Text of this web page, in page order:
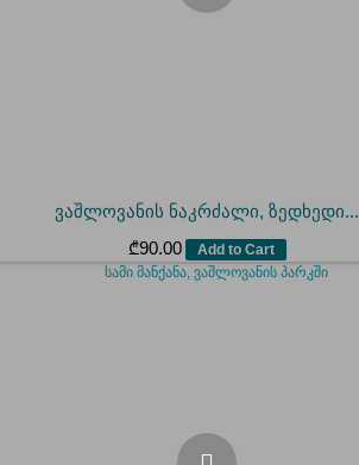
ვაშლოვანის ნაკრძალი, ზედხედი...
₾90.00 Add to Cart